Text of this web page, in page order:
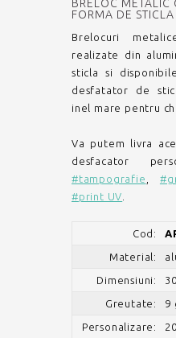
BRELOC METALIC
FORMA DE
Brelocuri
realizate din
sticla si
desfatator de
inel mare pentru
Va putem livra
desfacator
#tampografie
#print UV
Cod:
Material:
Dimensiuni:
Greutate: 9
Personalizare: